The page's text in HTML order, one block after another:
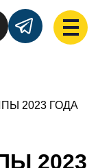
2023 ГОДА
2023